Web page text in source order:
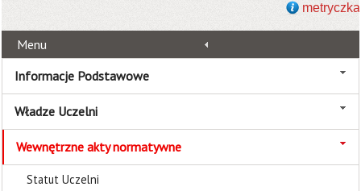
metryczka
Menu
Informacje Podstawowe
Władze Uczelni
Wewnętrzne akty normatywne
Statut Uczelni